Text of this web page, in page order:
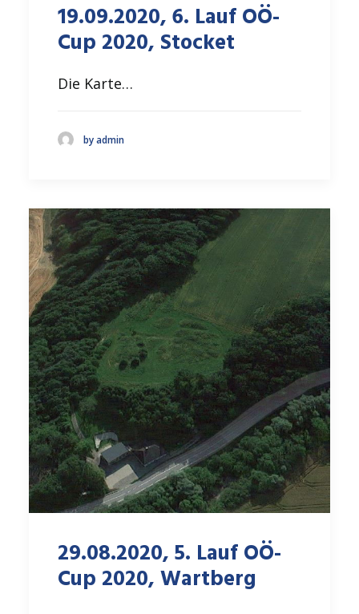
19.09.2020, 6. Lauf OÖ-
Cup 2020, Stocket
Die Karte…
by admin
29.08.2020, 5. Lauf OÖ-
Cup 2020, Wartberg